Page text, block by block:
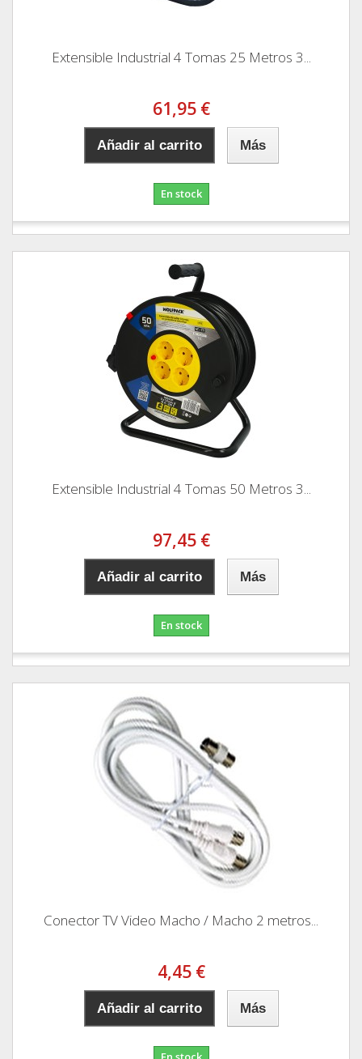
Extensible Industrial 4 Tomas 25 Metros 3...
61,95 €
Añadir al carrito Más
En stock
Extensible Industrial 4 Tomas 50 Metros 3...
97,45 €
Añadir al carrito Más
En stock
Conector TV Video Macho / Macho 2 metros...
4,45 €
Añadir al carrito Más